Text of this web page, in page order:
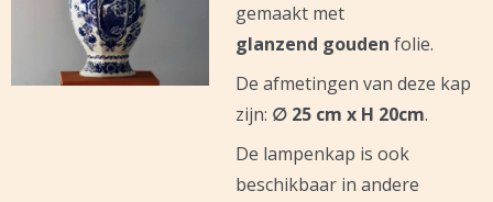
gemaakt met
glanzend gouden folie.
De afmetingen van deze kap
zijn: ∅ 25 cm x H 20cm.
De lampenkap is ook
beschikbaar in andere